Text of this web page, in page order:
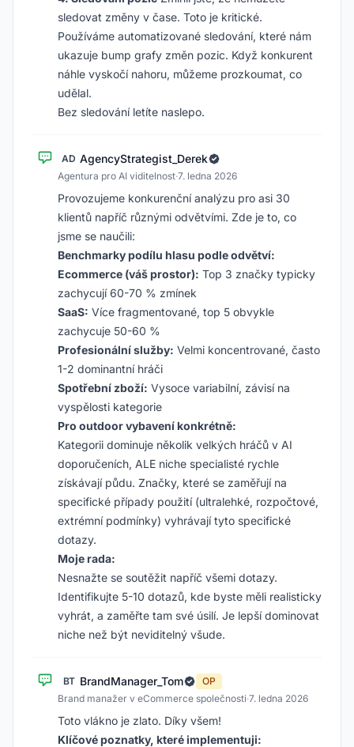
sledovat změny v čase. Toto je kritické.
Používáme automatizované sledování, které nám
ukazuje bump grafy změn pozic. Když konkurent
náhle vyskočí nahoru, můžeme prozkoumat, co
udělal.
Bez sledování letíte naslepo.
AD AgencyStrategist_Derek
Agentura pro AI viditelnost·7. ledna 2026
Provozujeme konkurenční analýzu pro asi 30
klientů napříč různými odvětvími. Zde je to, co
jsme se naučili:
Benchmarky podílu hlasu podle odvětví:
Ecommerce (váš prostor): Top 3 značky typicky
zachycují 60-70 % zmínek
SaaS: Více fragmentované, top 5 obvykle
zachycuje 50-60 %
Profesionální služby: Velmi koncentrované, často
1-2 dominantní hráči
Spotřební zboží: Vysoce variabilní, závisí na
vyspělosti kategorie
Pro outdoor vybavení konkrétně:
Kategorii dominuje několik velkých hráčů v AI
doporučeních, ALE niche specialisté rychle
získávají půdu. Značky, které se zaměřují na
specifické případy použití (ultralehké, rozpočtové,
extrémní podmínky) vyhrávají tyto specifické
dotazy.
Moje rada:
Nesnažte se soutěžit napříč všemi dotazy.
Identifikujte 5-10 dotazů, kde byste měli realisticky
vyhrát, a zaměřte tam své úsilí. Je lepší dominovat
niche než být neviditelný všude.
BT BrandManager_Tom
OP
Brand manažer v eCommerce společnosti·7. ledna 2026
Toto vlákno je zlato. Díky všem!
Klíčové poznatky, které implementuji: